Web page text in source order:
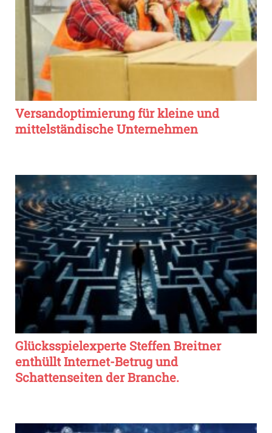
Versandoptimierung für kleine und
mittelständische Unternehmen
Glücksspielexperte Steffen Breitner
enthüllt Internet-Betrug und
Schattenseiten der Branche.